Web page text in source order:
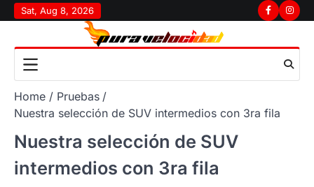
Skip
to
Sat, Aug 8, 2026 Facebook
Home
Pruebas
Nuestra selección de SUV intermedios con 3ra fila
Nuestra selección de SUV
intermedios con 3ra fila